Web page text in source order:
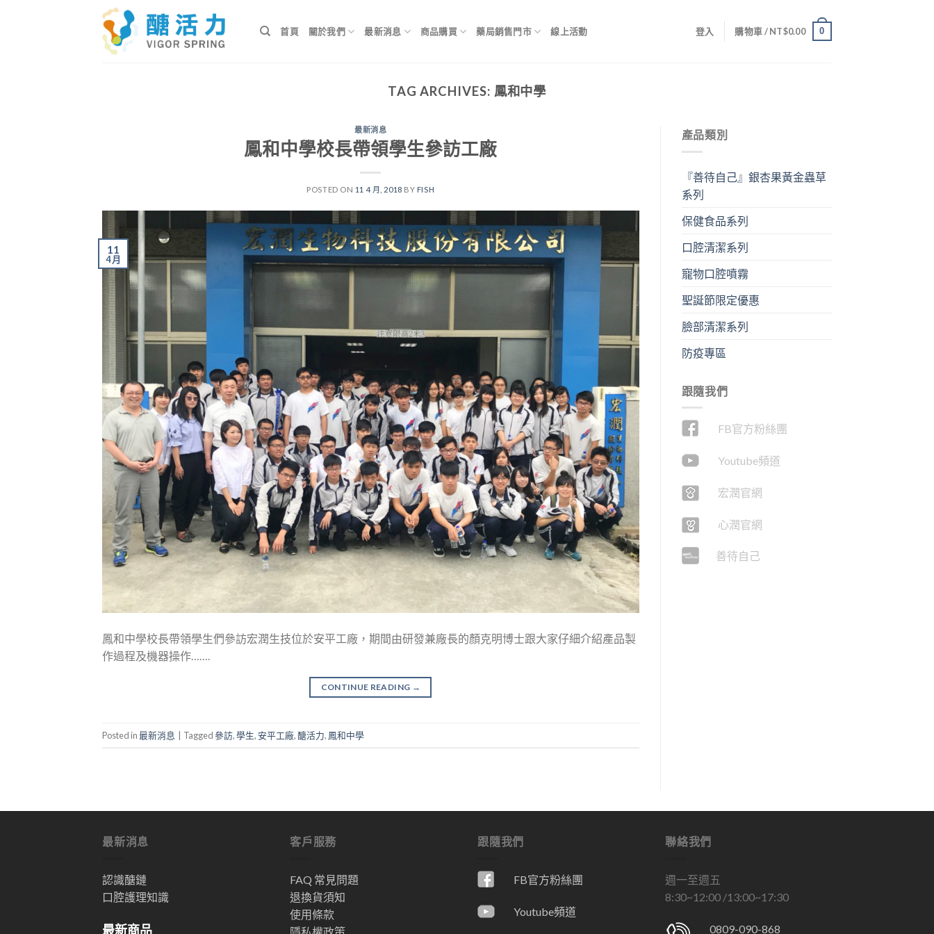
首頁 關於我們 最新消息 商品購買 藥局銷售門市 線上活動 登入 購物車 /NT$0.00 0
TAG ARCHIVES: 鳳和中學
最新消息
鳳和中學校長帶領學生參訪工廠
POSTED ON 11 4 月, 2018 BY FISH
11
4 月
鳳和中學校長帶領學生們參訪宏潤生技位於安平工廠，期間由研發兼廠長的顏克明博士跟大家仔細介紹產品製
作過程及機器操作…….
CONTINUE READING →
Posted in最新消息 | Tagged參訪,學生,安平工廠,醣活力, 鳳和中學
產品類別
『善待自己』銀杏果黃金蟲草
系列
保健食品系列
口腔清潔系列
寵物口腔噴霧
聖誕節限定優惠
臉部清潔系列
防疫專區
跟隨我們
FB官方粉絲團
Youtube頻道
宏潤官網
心潤官網
善待自己
最新消息
認識醣鏈
口腔護理知識
最新商品
客戶服務
FAQ 常見問題
退換貨須知
使用條款
跟隨我們
FB官方粉絲團
Youtube頻道
聯絡我們
週一至週五
8:30~12:00 /13:00~17:30
0809-090-868